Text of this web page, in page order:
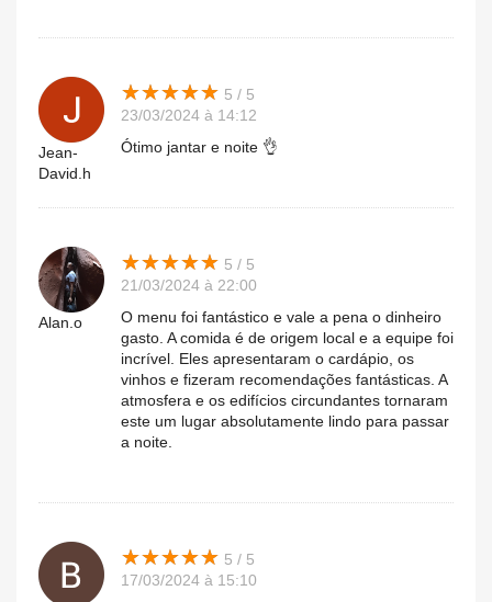
Jean-
David.h
★★★★★
★★★★★ 5 / 5
23/03/2024 à 14:12
Ótimo jantar e noite 👌
Alan.o
★★★★★
★★★★★ 5 / 5
21/03/2024 à 22:00
O menu foi fantástico e vale a pena o dinheiro
gasto. A comida é de origem local e a equipe foi
incrível. Eles apresentaram o cardápio, os
vinhos e fizeram recomendações fantásticas. A
atmosfera e os edifícios circundantes tornaram
este um lugar absolutamente lindo para passar
a noite.
★★★★★
★★★★★ 5 / 5
17/03/2024 à 15:10